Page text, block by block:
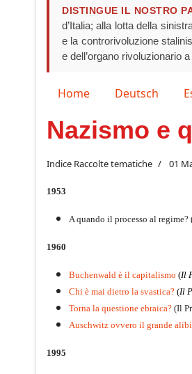
DISTINGUE IL NOSTRO
d’Italia; alla lotta della
e la controrivoluzione
e dell’organo rivoluzionario
Seleziona la tua lingua
Home Deutsch
Nazismo e
Indice Raccolte tematiche 01
1953
A quando il processo al
1960
Buchenwald è il capitalismo (Il
Chi è mai dietro la svastica? (Il
Torna la questione ebraica? (Il
Auschwitz ovvero il grande alibi
1995